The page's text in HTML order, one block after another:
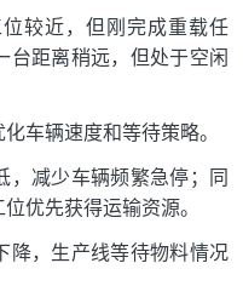
较近，但刚完成重载任
台距离稍远，但处于空闲
车辆速度和等待策略。
，减少车辆频繁急停；同
优先获得运输资源。
降，生产线等待物料情况